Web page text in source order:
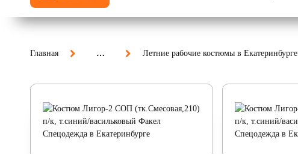
Главная … Летние рабочие костюмы в Екатеринбурге